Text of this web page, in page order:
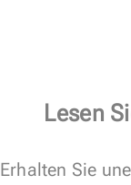
Lesen
Erhalten Sie